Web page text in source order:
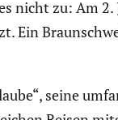
nicht zu: Am
Ein
seine